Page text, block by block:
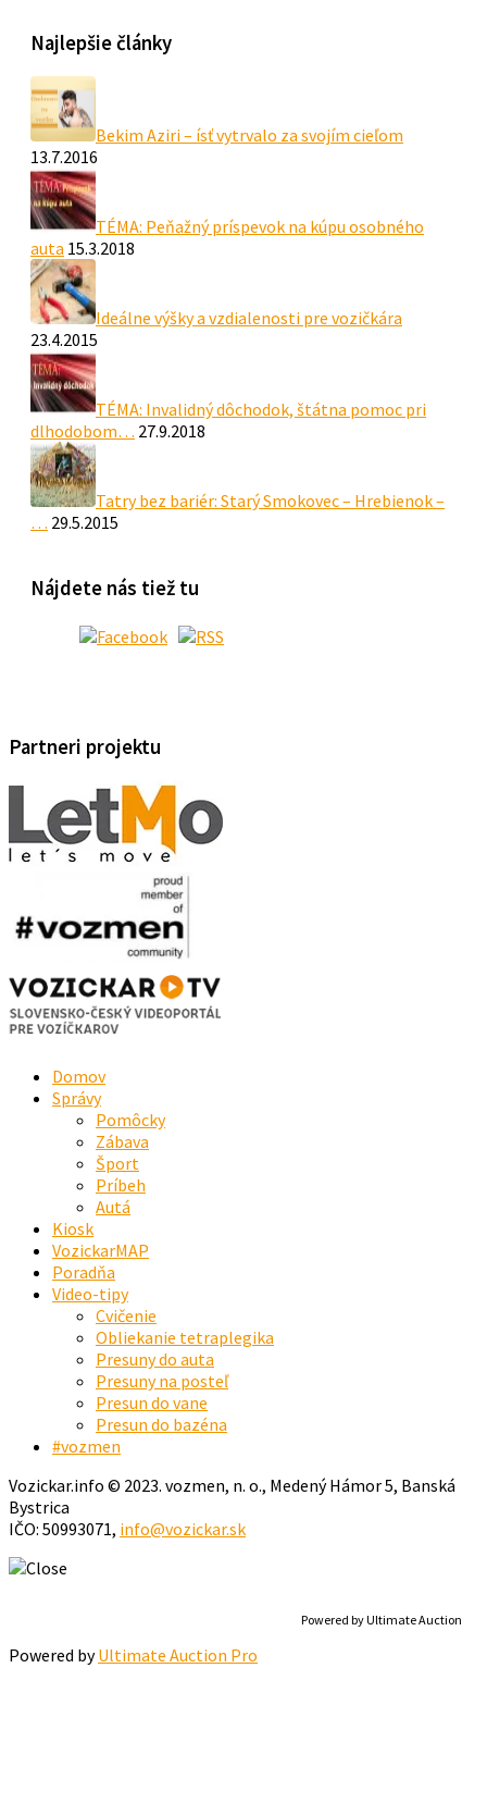
Najlepšie články
Bekim Aziri – ísť vytrvalo za svojím cieľom
13.7.2016
TÉMA: Peňažný príspevok na kúpu osobného
auta 15.3.2018
Ideálne výšky a vzdialenosti pre vozičkára
23.4.2015
TÉMA: Invalidný dôchodok, štátna pomoc pri
dlhodobom… 27.9.2018
Tatry bez bariér: Starý Smokovec – Hrebienok –
… 29.5.2015
Nájdete nás tiež tu
Partneri projektu
Domov
Správy
Pomôcky
Zábava
Šport
Príbeh
Autá
Kiosk
VozickarMAP
Poradňa
Video-tipy
Cvičenie
Obliekanie tetraplegika
Presuny do auta
Presuny na posteľ
Presun do vane
Presun do bazéna
#vozmen
Vozickar.info © 2023. vozmen, n. o., Medený Hámor 5, Banská
Bystrica
IČO: 50993071, info@vozickar.sk
Powered by Ultimate Auction
Powered byUltimate Auction Pro